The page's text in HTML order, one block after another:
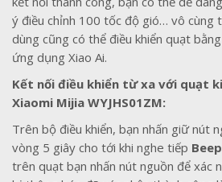
ý điều chỉnh 100 tốc độ gió… vô cùng
dùng cũng có thể điều khiển quạt
ứng dụng Xiao Ai.
Kết nối điều khiển từ xa với quạt
Xiaomi Mijia WYJHS01ZM:
Trên bộ điều khiển, bạn nhấn giữ nút
vòng 5 giây cho tới khi nghe tiếp Beep
trên quạt bạn nhấn nút nguồn để xác